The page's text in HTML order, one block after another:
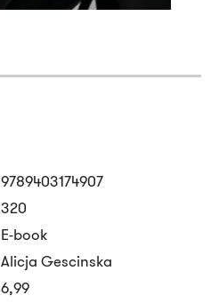
9789403174907
320
E-book
Alicja Gescinska
6,99